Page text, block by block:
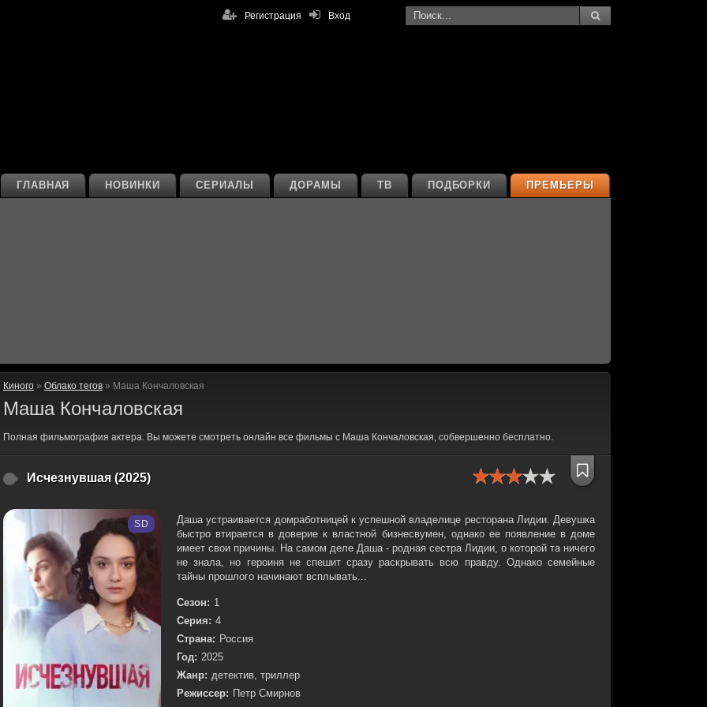
Вход
Регистрация
ПРЕМЬЕРЫ
ПОДБОРКИ
ТВ
ДОРАМЫ
СЕРИАЛЫ
НОВИНКИ
ГЛАВНАЯ
Киного » Облако тегов » Маша Кончаловская
Маша Кончаловская
Полная фильмография актера. Вы можете смотреть онлайн все фильмы с Маша Кончаловская, собвершенно бесплатно.
Исчезнувшая (2025)
SD
Даша устраивается домработницей к успешной владелице ресторана Лидии. Девушка
быстро втирается в доверие к властной бизнесвумен, однако ее появление в доме
имеет свои причины. На самом деле Даша - родная сестра Лидии, о которой та ничего
не знала, но героиня не спешит сразу раскрывать всю правду. Однако семейные
тайны прошлого начинают всплывать...
Сезон: 1
Серия: 4
Страна: Россия
Год: 2025
Жанр: детектив, триллер
Режиссер: Петр Смирнов